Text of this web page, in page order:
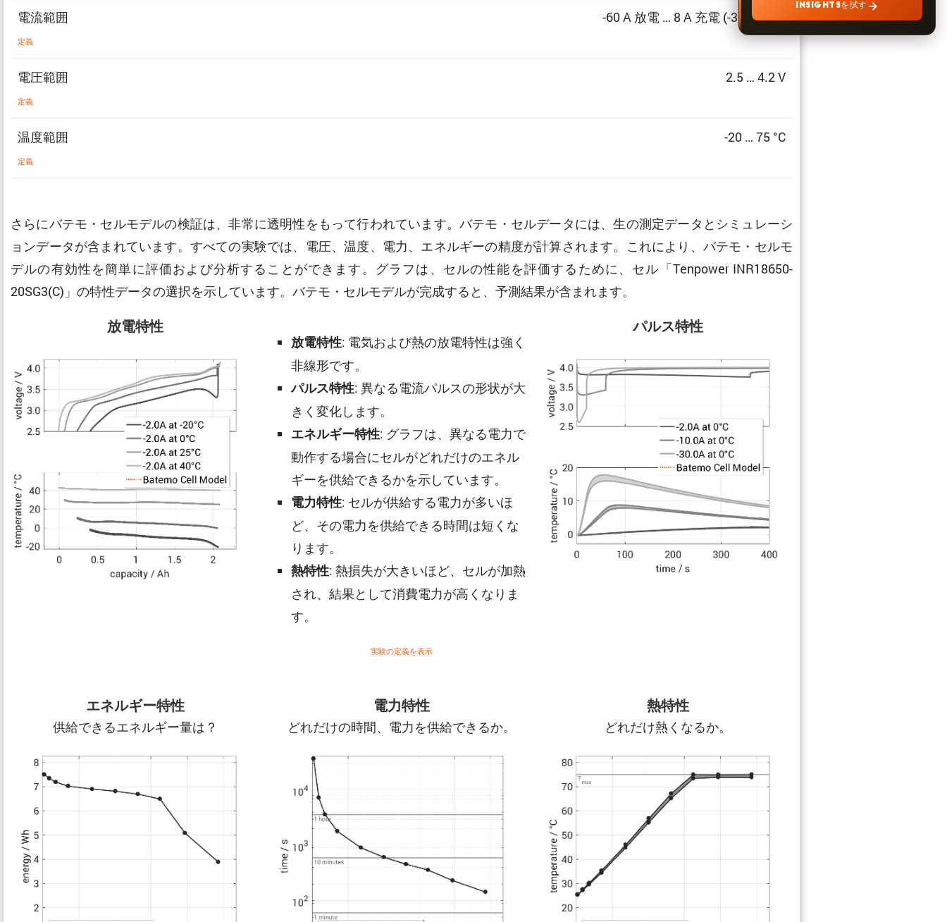
INSIGHTSを試す
電流範囲
定義
-60 A 放電 … 8 A 充電 (-30C … 4C)
電圧範囲
定義
2.5 … 4.2 V
温度範囲
定義
-20 … 75 °C
さらにバテモ・セルモデルの検証は、非常に透明性をもって行われています。バテモ・セルデータには、生の測定データとシミュレーシ
ョンデータが含まれています。すべての実験では、電圧、温度、電力、エネルギーの精度が計算されます。これにより、バテモ・セルモ
デルの有効性を簡単に評価および分析することができます。グラフは、セルの性能を評価するために、セル「Tenpower INR18650-
20SG3(C)」の特性データの選択を示しています。バテモ・セルモデルが完成すると、予測結果が含まれます。
放電特性
放電特性: 電気および熱の放電特性は強く
非線形です。
パルス特性: 異なる電流パルスの形状が大
きく変化します。
エネルギー特性: グラフは、異なる電力で
動作する場合にセルがどれだけのエネル
ギーを供給できるかを示しています。
電力特性: セルが供給する電力が多いほ
ど、その電力を供給できる時間は短くな
ります。
熱特性: 熱損失が大きいほど、セルが加熱
され、結果として消費電力が高くなりま
す。
パルス特性
実験の定義を表示
エネルギー特性
供給できるエネルギー量は？
電力特性
どれだけの時間、電力を供給できるか。
熱特性
どれだけ熱くなるか。